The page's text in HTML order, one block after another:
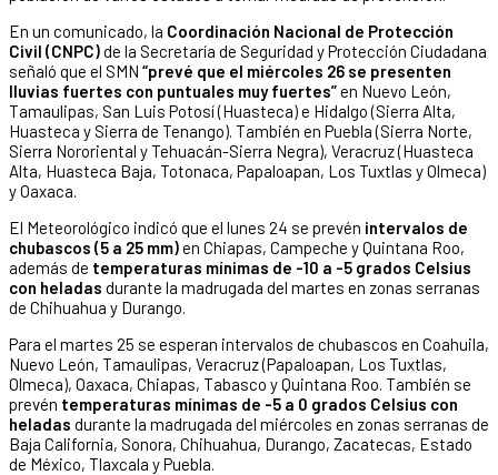
En un comunicado, la Coordinación Nacional de Protección
Civil (CNPC)de la Secretaría de Seguridad y Protección Ciudadana
señaló que el SMN “prevé que el miércoles 26 se presenten
lluvias fuertes con puntuales muy fuertes”en Nuevo León,
Tamaulipas, San Luis Potosí (Huasteca) e Hidalgo (Sierra Alta,
Huasteca y Sierra de Tenango). También en Puebla (Sierra Norte,
Sierra Nororiental y Tehuacán-Sierra Negra), Veracruz (Huasteca
Alta, Huasteca Baja, Totonaca, Papaloapan, Los Tuxtlas y Olmeca)
y Oaxaca.
El Meteorológico indicó que el lunes 24 se prevén intervalos de
chubascos (5 a 25 mm)en Chiapas, Campeche y Quintana Roo,
además de temperaturas mínimas de -10 a -5 grados Celsius
con heladas durante la madrugada del martes en zonas serranas
de Chihuahua y Durango.
Para el martes 25 se esperan intervalos de chubascos en Coahuila,
Nuevo León, Tamaulipas, Veracruz (Papaloapan, Los Tuxtlas,
Olmeca), Oaxaca, Chiapas, Tabasco y Quintana Roo. También se
prevén temperaturas mínimas de -5 a 0 grados Celsius con
heladas durante la madrugada del miércoles en zonas serranas de
Baja California, Sonora, Chihuahua, Durango, Zacatecas, Estado
de México, Tlaxcala y Puebla.